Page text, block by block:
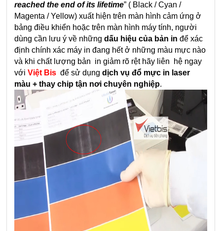
reached the end of its lifetime” ( Black / Cyan /
Magenta / Yellow) xuất hiện trên màn hình cảm ứng ở
bảng điều khiển hoặc trên màn hình máy tính, người
dùng cần lưu ý về những dấu hiệu của bản in để xác
định chính xác máy in đang hết ở những màu mực nào
và khi chất lượng bản in giảm rõ rệt hãy liên hệ ngay
với Việt Bis để sử dụng dịch vụ đổ mực in laser
màu + thay chip tận nơi chuyên nghiệp.